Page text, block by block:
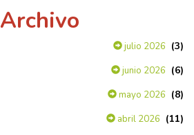
Archivo
julio 2026 (3)
junio 2026 (6)
mayo 2026 (8)
abril 2026 (11)